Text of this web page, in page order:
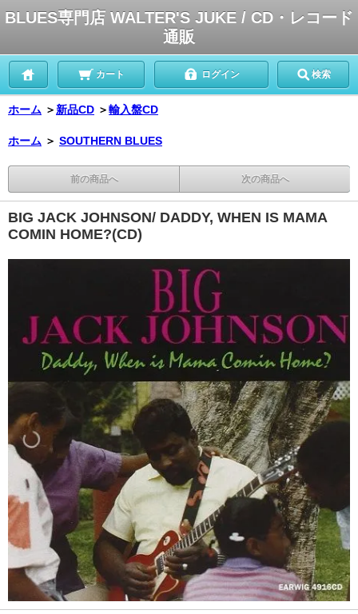
BLUES専門店 WALTER'S JUKE / CD・レコード
通販
カート ログイン 検索
ホーム ＞ 新品CD ＞輸入盤CD
ホーム ＞ SOUTHERN BLUES
前の商品へ 次の商品へ
BIG JACK JOHNSON/ DADDY, WHEN IS MAMA
COMIN HOME?(CD)